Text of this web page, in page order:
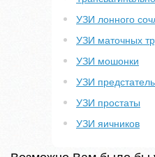
УЗИ лонного
УЗИ маточных
УЗИ мошонки
УЗИ
УЗИ простаты
УЗИ яичников